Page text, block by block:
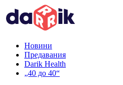
Новини
Предавания
Darik Health
„40 до 40“